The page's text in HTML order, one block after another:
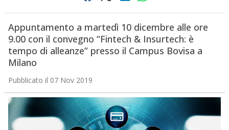
Appuntamento a martedì 10 dicembre alle ore
9.00 con il convegno “Fintech & Insurtech: è
tempo di alleanze” presso il Campus Bovisa a
Milano
Pubblicato il 07 Nov 2019